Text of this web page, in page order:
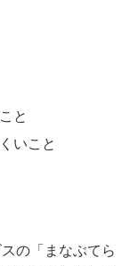
と
いこと
の「まなぶてら